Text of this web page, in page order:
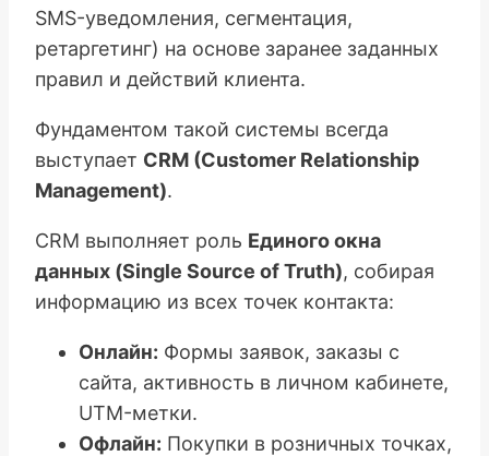
SMS-уведомления, сегментация,
ретаргетинг) на основе заранее заданных
правил и действий клиента.
Фундаментом такой системы всегда
выступает CRM (Customer Relationship
Management).
CRM выполняет роль Единого окна
данных (Single Source of Truth), собирая
информацию из всех точек контакта:
Онлайн: Формы заявок, заказы с
сайта, активность в личном кабинете,
UTM-метки.
Офлайн: Покупки в розничных точках,